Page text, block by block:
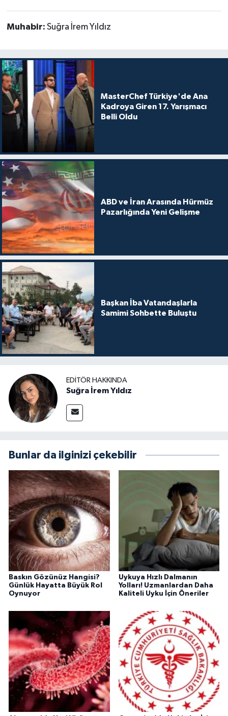
Muhabir: Suğra İrem Yıldız
MasterChef Türkiye'de Ana
Kadroya Giren 17. Yarışmacı
Belli Oldu
ABD ve İran Arasında Hürmüz
Pazarlığında Yeni Gelişme
Başkan İba Vatandaşlarla
Samimi Sohbette Buluştu
EDITÖR HAKKINDA
Suğra İrem Yıldız
Bunlar da ilginizi çekebilir
Baskın Gözünüz Hangisi?
Günlük Hayatta Büyük Rol
Oynuyor
Uykuya Hızlı Dalmanın
Yolları! Uzmanlardan Daha
Kaliteli Uyku İçin Öneriler